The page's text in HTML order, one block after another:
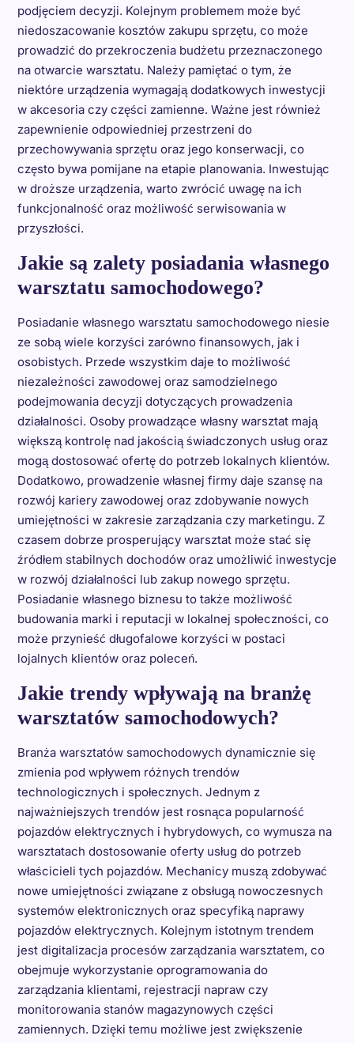
podjęciem decyzji. Kolejnym problemem może być
niedoszacowanie kosztów zakupu sprzętu, co może
prowadzić do przekroczenia budżetu przeznaczonego
na otwarcie warsztatu. Należy pamiętać o tym, że
niektóre urządzenia wymagają dodatkowych inwestycji
w akcesoria czy części zamienne. Ważne jest również
zapewnienie odpowiedniej przestrzeni do
przechowywania sprzętu oraz jego konserwacji, co
często bywa pomijane na etapie planowania. Inwestując
w droższe urządzenia, warto zwrócić uwagę na ich
funkcjonalność oraz możliwość serwisowania w
przyszłości.
Jakie są zalety posiadania własnego
warsztatu samochodowego?
Posiadanie własnego warsztatu samochodowego niesie
ze sobą wiele korzyści zarówno finansowych, jak i
osobistych. Przede wszystkim daje to możliwość
niezależności zawodowej oraz samodzielnego
podejmowania decyzji dotyczących prowadzenia
działalności. Osoby prowadzące własny warsztat mają
większą kontrolę nad jakością świadczonych usług oraz
mogą dostosować ofertę do potrzeb lokalnych klientów.
Dodatkowo, prowadzenie własnej firmy daje szansę na
rozwój kariery zawodowej oraz zdobywanie nowych
umiejętności w zakresie zarządzania czy marketingu. Z
czasem dobrze prosperujący warsztat może stać się
źródłem stabilnych dochodów oraz umożliwić inwestycje
w rozwój działalności lub zakup nowego sprzętu.
Posiadanie własnego biznesu to także możliwość
budowania marki i reputacji w lokalnej społeczności, co
może przynieść długofalowe korzyści w postaci
lojalnych klientów oraz poleceń.
Jakie trendy wpływają na branżę
warsztatów samochodowych?
Branża warsztatów samochodowych dynamicznie się
zmienia pod wpływem różnych trendów
technologicznych i społecznych. Jednym z
najważniejszych trendów jest rosnąca popularność
pojazdów elektrycznych i hybrydowych, co wymusza na
warsztatach dostosowanie oferty usług do potrzeb
właścicieli tych pojazdów. Mechanicy muszą zdobywać
nowe umiejętności związane z obsługą nowoczesnych
systemów elektronicznych oraz specyfiką naprawy
pojazdów elektrycznych. Kolejnym istotnym trendem
jest digitalizacja procesów zarządzania warsztatem, co
obejmuje wykorzystanie oprogramowania do
zarządzania klientami, rejestracji napraw czy
monitorowania stanów magazynowych części
zamiennych. Dzięki temu możliwe jest zwiększenie